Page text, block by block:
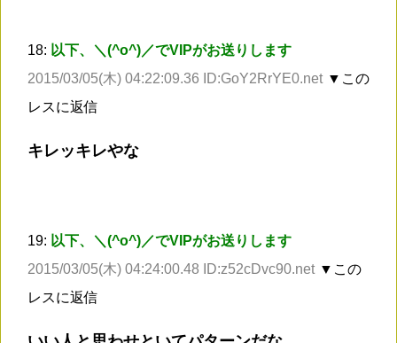
18: 以下、＼(^o^)／でVIPがお送りします
2015/03/05(木) 04:22:09.36 ID:GoY2RrYE0.net ▼この
レスに返信
キレッキレやな
19: 以下、＼(^o^)／でVIPがお送りします
2015/03/05(木) 04:24:00.48 ID:z52cDvc90.net ▼この
レスに返信